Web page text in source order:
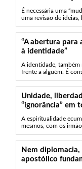
É necessária uma
uma revisão de ideias,
“A abertura para
à identidade”
A identidade, também
frente a alguém. É
Unidade,
“ignorância” em
A espiritualidade
mesmos, com os
Nem
apostólico